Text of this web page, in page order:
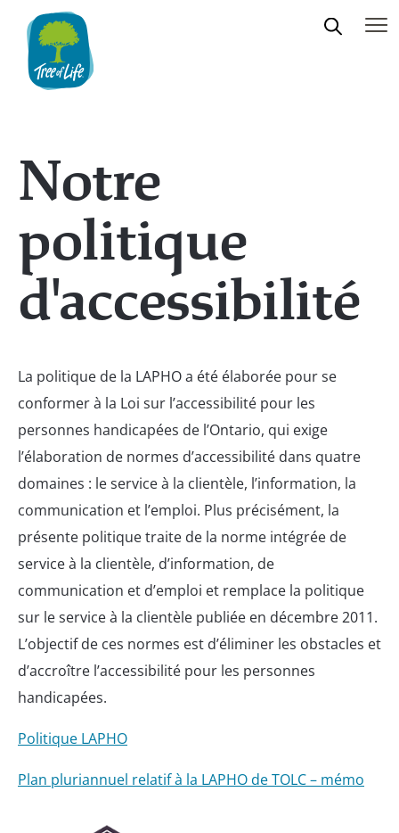
Notre
politique
d'accessibilité
La politique de la LAPHO a été élaborée pour se
conformer à la Loi sur l’accessibilité pour les
personnes handicapées de l’Ontario, qui exige
l’élaboration de normes d’accessibilité dans quatre
domaines : le service à la clientèle, l’information, la
communication et l’emploi. Plus précisément, la
présente politique traite de la norme intégrée de
service à la clientèle, d’information, de
communication et d’emploi et remplace la politique
sur le service à la clientèle publiée en décembre 2011.
L’objectif de ces normes est d’éliminer les obstacles et
d’accroître l’accessibilité pour les personnes
handicapées.
Politique LAPHO
Plan pluriannuel relatif à la LAPHO de TOLC – mémo